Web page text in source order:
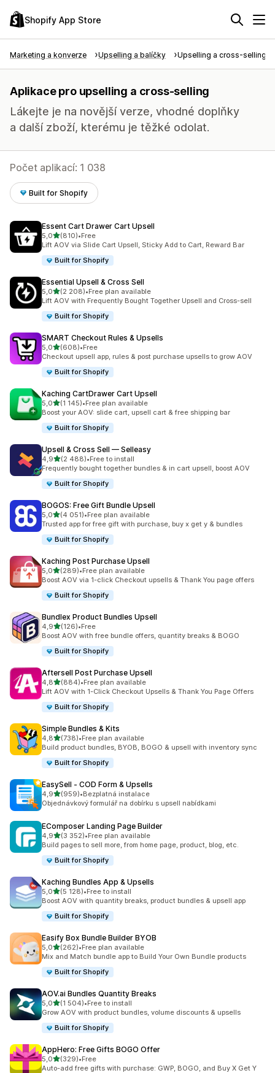
Shopify App Store
Marketing a konverze Upselling a balíčky Upselling a cross-selling
Aplikace pro upselling a cross-selling
Lákejte je na novější verze, vhodné doplňky
a další zboží, kterému je těžké odolat.
Počet aplikací: 1 038
Built for Shopify
Essent Cart Drawer Cart Upsell
5,0z 5 hvězd
(810)
Celkový počet recenzí: 810
•Free
Lift AOV via Slide Cart Upsell, Sticky Add to Cart, Reward Bar
Built for Shopify
Essential Upsell & Cross Sell
5,0z 5 hvězd
(2 208)
Celkový počet recenzí: 2208
•Free plan available
Lift AOV with Frequently Bought Together Upsell and Cross-sell
Built for Shopify
SMART Checkout Rules & Upsells
5,0z 5 hvězd
(608)
Celkový počet recenzí: 608
•Free
Checkout upsell app, rules & post purchase upsells to grow AOV
Built for Shopify
Kaching CartDrawer Cart Upsell
5,0z 5 hvězd
(1 145)
Celkový počet recenzí: 1145
•Free plan available
Boost your AOV: slide cart, upsell cart & free shipping bar
Built for Shopify
Upsell & Cross Sell — Selleasy
4,9z 5 hvězd
(2 488)
Celkový počet recenzí: 2488
•Free to install
Frequently bought together bundles & in cart upsell, boost AOV
Built for Shopify
BOGOS: Free Gift Bundle Upsell
5,0z 5 hvězd
(4 051)
Celkový počet recenzí: 4051
•Free plan available
Trusted app for free gift with purchase, buy x get y & bundles
Built for Shopify
Kaching Post Purchase Upsell
5,0z 5 hvězd
(289)
Celkový počet recenzí: 289
•Free plan available
Boost AOV via 1-click Checkout upsells & Thank You page offers
Built for Shopify
Bundlex Product Bundles Upsell
4,9z 5 hvězd
(126)
Celkový počet recenzí: 126
•Free
Boost AOV with free bundle offers, quantity breaks & BOGO
Built for Shopify
Aftersell Post Purchase Upsell
4,8z 5 hvězd
(884)
Celkový počet recenzí: 884
•Free plan available
Lift AOV with 1-Click Checkout Upsells & Thank You Page Offers
Built for Shopify
Simple Bundles & Kits
4,8z 5 hvězd
(738)
Celkový počet recenzí: 738
•Free plan available
Build product bundles, BYOB, BOGO & upsell with inventory sync
Built for Shopify
EasySell ‑ COD Form & Upsells
4,9z 5 hvězd
(959)
Celkový počet recenzí: 959
•Bezplatná instalace
Objednávkový formulář na dobírku s upsell nabídkami
EComposer Landing Page Builder
4,9z 5 hvězd
(3 352)
Celkový počet recenzí: 3352
•Free plan available
Build pages to sell more, from home page, product, blog, etc.
Built for Shopify
Kaching Bundles App & Upsells
5,0z 5 hvězd
(5 128)
Celkový počet recenzí: 5128
•Free to install
Boost AOV with quantity breaks, product bundles & upsell app
Built for Shopify
Easify Box Bundle Builder BYOB
5,0z 5 hvězd
(262)
Celkový počet recenzí: 262
•Free plan available
Mix and Match bundle app to Build Your Own Bundle products
Built for Shopify
AOV.ai Bundles Quantity Breaks
5,0z 5 hvězd
(1 504)
Celkový počet recenzí: 1504
•Free to install
Grow AOV with product bundles, volume discounts & upsells
Built for Shopify
AppHero: Free Gifts BOGO Offer
5,0z 5 hvězd
(329)
Celkový počet recenzí: 329
•Free
Auto-add free gifts with purchase: GWP, BOGO, and Buy X Get Y